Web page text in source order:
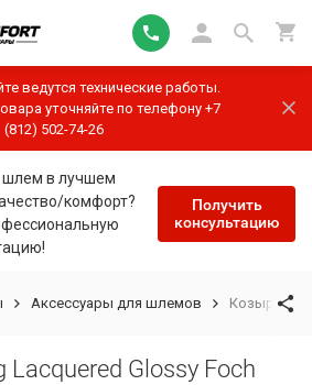
ведутся технические работы.
уточняйте по телефону +7
(812) 502-74-26
шлем в лучшем
комфорт?
Получить
консультацию
Аксессуары для шлемов Козырек
Lacquered Glossy Foch